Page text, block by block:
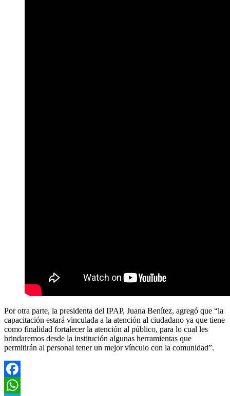
Por otra parte, la presidenta del IPAP, Juana Benítez, agregó que “la
capacitación estará vinculada a la atención al ciudadano ya que tiene
como finalidad fortalecer la atención al público, para lo cual les
brindaremos desde la institución algunas herramientas que
permitirán al personal tener un mejor vínculo con la comunidad”.
Facebook